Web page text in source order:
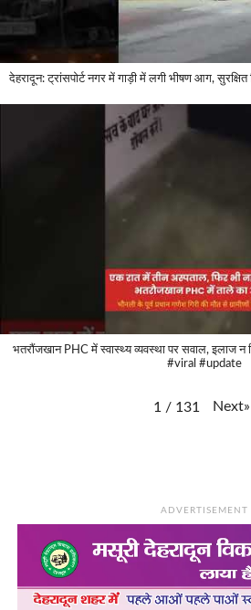
देहरादून: ट्रांसपोर्ट नगर में गाड़ी में लगी भीषण आग,
भतरौंजखान PHC में स्वास्थ्य व्यवस्था पर सवाल, इलाज न
#viral #update
1 / 131 Next»
ADVERTISEMENT